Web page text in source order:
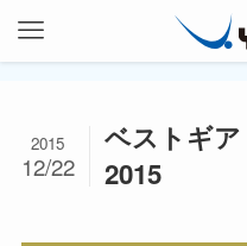
ベストギ
2015
2015
12/22